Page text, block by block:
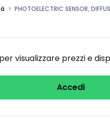
PHOTOELECTRIC SENSOR,
visualizzare prezzi e
Accedi